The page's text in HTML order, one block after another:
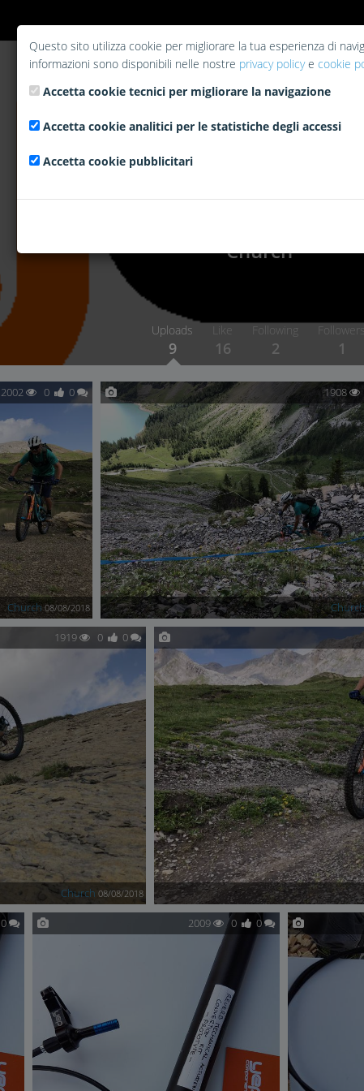
Church
Uploads
9
Like
16
Following
2
Followers
1
2002 0 0
Church 08/08/2018
1908
1919 0 0
Church 08/08/2018
0 2009 0 0
Questo sito utilizza cookie per migliorare la tua esperienza di
informazioni sono disponibili nelle nostre privacy policye cookie
Accetta cookie tecnici per migliorare la navigazione
Accetta cookie analitici per le statistiche degli accessi
Accetta cookie pubblicitari